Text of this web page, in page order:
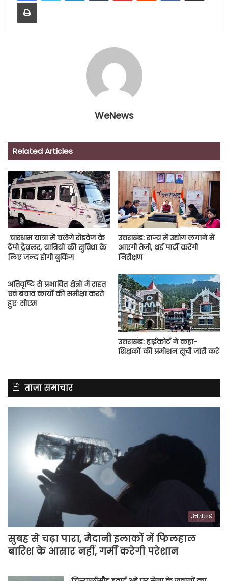
WeNews
Related Articles
चारधाम यात्रा में चलेंगे रोडवेज के
टेंपो ट्रैवलर, यात्रियों की सुविधा के
लिए जल्द होगी बुकिंग
उत्तराखंड: राज्य में उद्योग लगाने में
आएगी तेजी, थर्ड पार्टी करेंगी
निरीक्षण
अतिवृष्टि से प्रभावित क्षेत्रों में राहत
एवं बचाव कार्यों की समीक्षा करते
हुएः सीएम
उत्तराखंड: हाईकोर्ट ने कहा-
शिक्षकों की प्रमोशन सूची जारी करें
ताज़ा समाचार
उत्तराखंड
सुबह से चढ़ा पारा, मैदानी इलाकों में फिलहाल
बारिश के आसार नहीं, गर्मी करेगी परेशान